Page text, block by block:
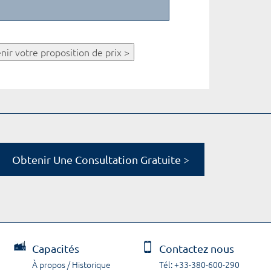
votre proposition de prix >
Obtenir Une Consultation Gratuite >
Capacités
À propos / Historique
Contactez nous
Tél: +33-380-600-290